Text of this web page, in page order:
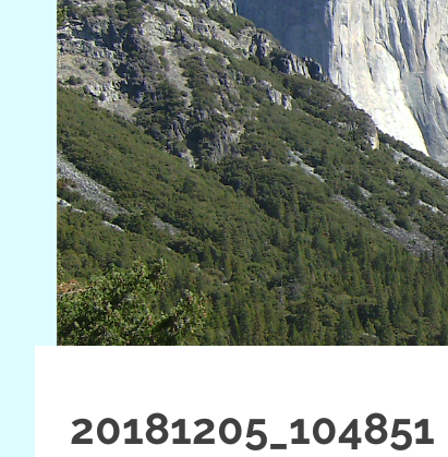
20181205_104851